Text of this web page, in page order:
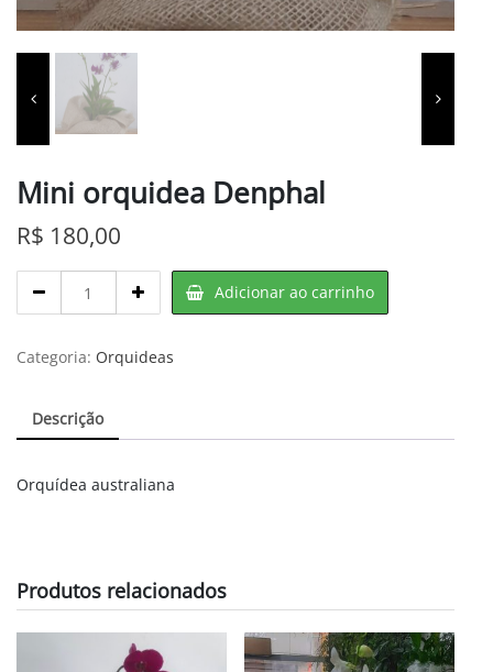
Mini orquidea Denphal
R$ 180,00
orquidea
quantity
Adicionar ao carrinho
Categoria: Orquideas
Descrição
Orquídea australiana
Produtos relacionados